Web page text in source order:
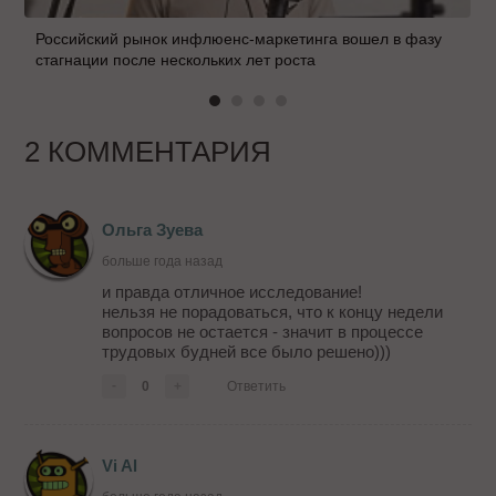
Российский рынок инфлюенс-маркетинга вошел в фазу
стагнации после нескольких лет роста
2 КОММЕНТАРИЯ
Ольга Зуева
больше года назад
и правда отличное исследование!
нельзя не порадоваться, что к концу недели
вопросов не остается - значит в процессе
трудовых будней все было решено)))
0 Ответить
Vi Al